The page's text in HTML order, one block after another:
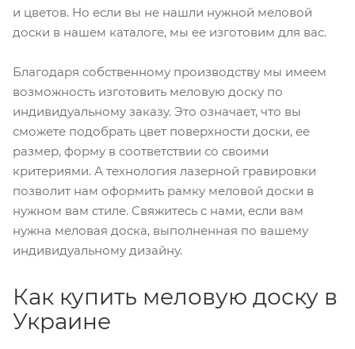
и цветов. Но если вы не нашли нужной меловой
доски в нашем каталоге, мы ее изготовим для вас.
Благодаря собственному производству мы имеем
возможность изготовить меловую доску по
индивидуальному заказу. Это означает, что вы
сможете подобрать цвет поверхности доски, ее
размер, форму в соответствии со своими
критериями. А технология лазерной гравировки
позволит нам оформить рамку меловой доски в
нужном вам стиле. Свяжитесь с нами, если вам
нужна меловая доска, выполненная по вашему
индивидуальному дизайну.
Как купить меловую доску в
Украине